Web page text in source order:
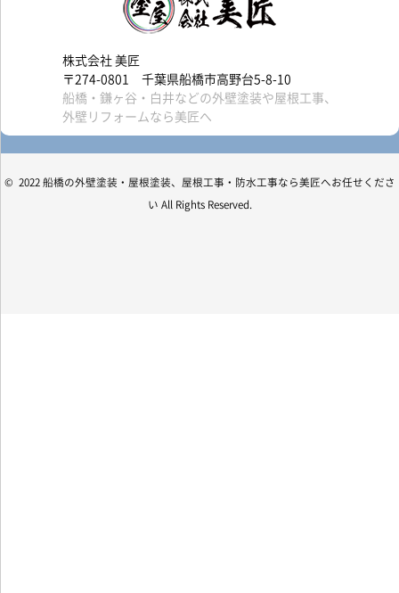
株式会社 美匠
〒274-0801 千葉県船橋市高野台5-8-10
船橋・鎌ヶ谷・白井などの外壁塗装や屋根工事、
外壁リフォームなら美匠へ
© 2022 船橋の外壁塗装・屋根塗装、屋根工事・防水工事なら美匠へお任せくださ
い All Rights Reserved.